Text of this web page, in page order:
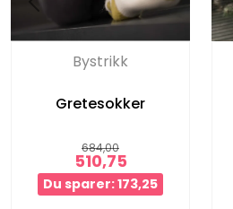
Bystrikk
Gretesokker
684,00
510,75
Du sparer: 173,25